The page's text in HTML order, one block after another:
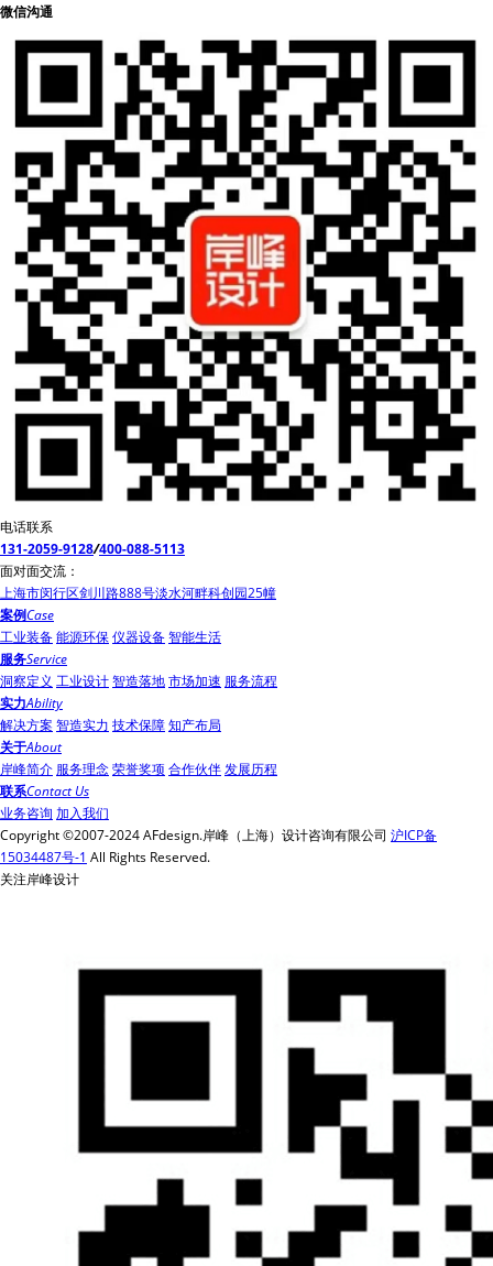
微信沟通
电话联系
131-2059-9128/400-088-5113
面对面交流：
上海市闵行区剑川路888号淡水河畔科创园25幢
案例Case
工业装备能源环保仪器设备智能生活
服务Service
洞察定义 工业设计智造落地市场加速 服务流程
实力Ability
解决方案 智造实力 技术保障知产布局
关于About
岸峰简介 服务理念荣誉奖项合作伙伴发展历程
联系Contact Us
业务咨询 加入我们
Copyright ©2007-2024 AFdesign.岸峰（上海）设计咨询有限公司 沪ICP备
15034487号-1 All Rights Reserved.
关注岸峰设计